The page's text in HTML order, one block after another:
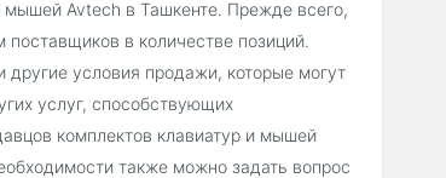
мышей Avtech в Ташкенте. Прежде всего,
в количестве позиций.
условия продажи, которые могут
услуг, способствующих
комплектов клавиатур и мышей
также можно задать вопрос